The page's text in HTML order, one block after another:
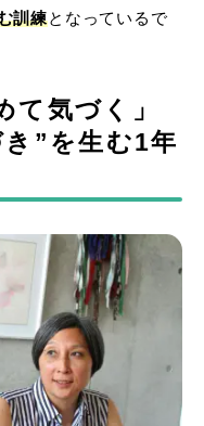
訓練となっているで
て気づく」
”を生む1年